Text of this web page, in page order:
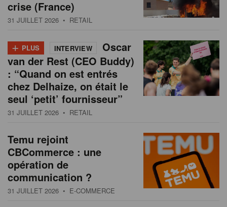
crise (France)
31 JUILLET 2026 • RETAIL
+ PLUS INTERVIEW
Oscar
van der Rest (CEO Buddy)
: “Quand on est entrés
chez Delhaize, on était le
seul ‘petit’ fournisseur”
31 JUILLET 2026 • RETAIL
Temu rejoint
CBCommerce : une
opération de
communication ?
31 JUILLET 2026 • E-COMMERCE